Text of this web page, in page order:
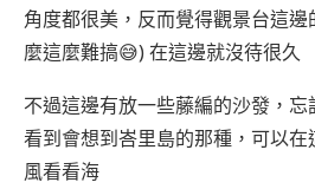
角度都很美，反而覺得觀景台這
麼這麼難搞😅) 在這邊就沒待很久
不過這邊有放一些藤編的沙發，
看到會想到峇里島的那種，可以
風看看海